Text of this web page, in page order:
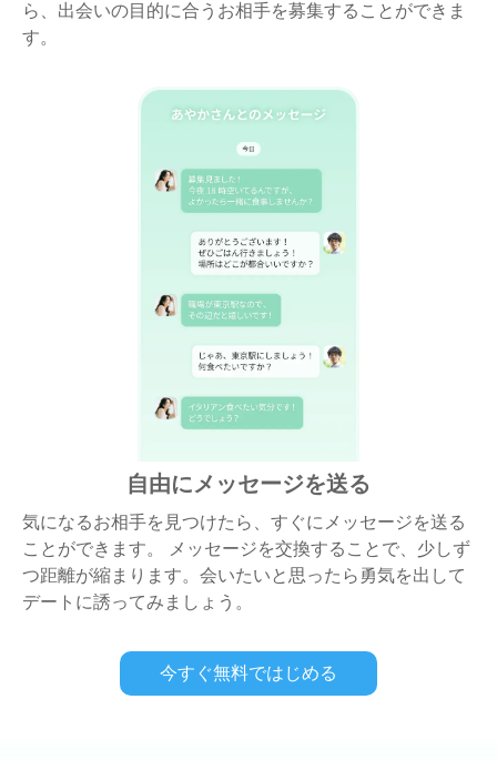
ら、出会いの目的に合うお相手を募集することができま
す。
自由にメッセージを送る
気になるお相手を見つけたら、すぐにメッセージを送る
ことができます。 メッセージを交換することで、少しず
つ距離が縮まります。会いたいと思ったら勇気を出して
デートに誘ってみましょう。
今すぐ無料ではじめる